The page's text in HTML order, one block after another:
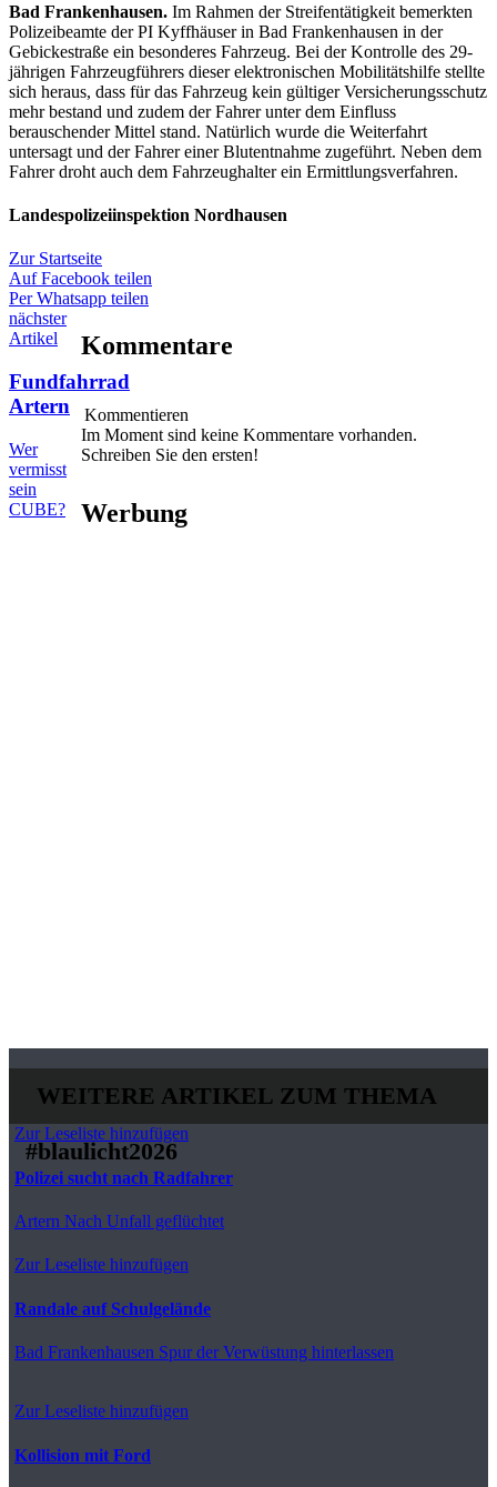
Bad Frankenhausen. Im Rahmen der Streifentätigkeit bemerkten
Polizeibeamte der PI Kyffhäuser in Bad Frankenhausen in der
Gebickestraße ein besonderes Fahrzeug. Bei der Kontrolle des 29-
jährigen Fahrzeugführers dieser elektronischen Mobilitätshilfe stellte
sich heraus, dass für das Fahrzeug kein gültiger Versicherungsschutz
mehr bestand und zudem der Fahrer unter dem Einfluss
berauschender Mittel stand. Natürlich wurde die Weiterfahrt
untersagt und der Fahrer einer Blutentnahme zugeführt. Neben dem
Fahrer droht auch dem Fahrzeughalter ein Ermittlungsverfahren.
Landespolizeiinspektion Nordhausen
Zur Startseite
Auf Facebook teilen
Per Whatsapp teilen
nächster
Artikel
Fundfahrrad
Artern
Wer
vermisst
sein
CUBE?
Kommentare
Kommentieren
Im Moment sind keine Kommentare vorhanden.
Schreiben Sie den ersten!
Werbung
WEITERE ARTIKEL ZUM THEMA
#blaulicht2026
Zur Leseliste hinzufügen
Polizei sucht nach Radfahrer
Artern Nach Unfall geflüchtet
Zur Leseliste hinzufügen
Randale auf Schulgelände
Bad Frankenhausen Spur der Verwüstung hinterlassen
Zur Leseliste hinzufügen
Kollision mit Ford